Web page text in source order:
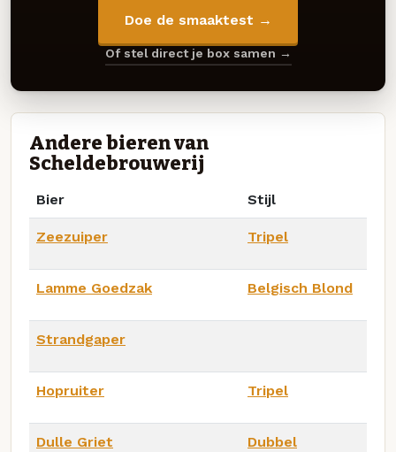
Doe de smaaktest →
Of stel direct je box samen →
Andere bieren van
Scheldebrouwerij
Bier Stijl
Zeezuiper Tripel
Lamme Goedzak Belgisch Blond
Strandgaper
Hopruiter Tripel
Dulle Griet Dubbel